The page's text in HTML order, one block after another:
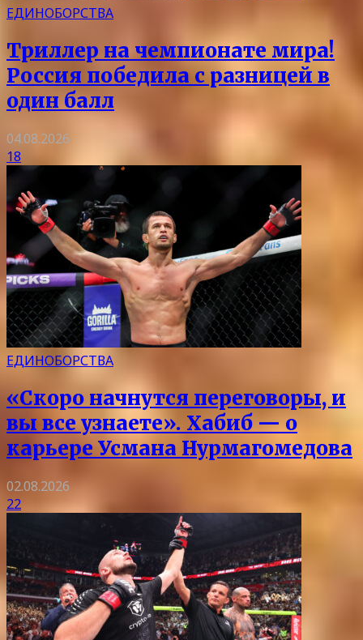
ЕДИНОБОРСТВА
Триллер на чемпионате мира!
Россия победила с разницей в
один балл
04.08.2026
18
ЕДИНОБОРСТВА
«Скоро начнутся переговоры, и
вы все узнаете». Хабиб — о
карьере Усмана Нурмагомедова
02.08.2026
22